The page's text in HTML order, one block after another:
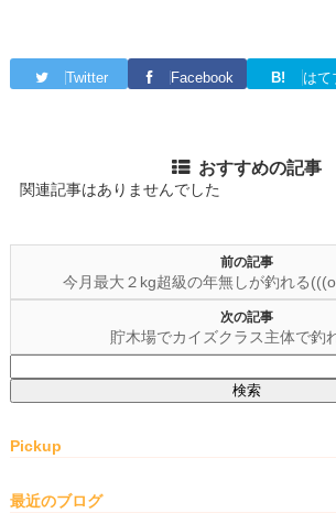
Twitter Facebook B! はて
おすすめの記事
関連記事はありませんでした
前の記事
今月最大２kg超級の年無しが釣れる
次の記事
貯木場でカイズクラス主体で釣
索:
Pickup
最近のブログ